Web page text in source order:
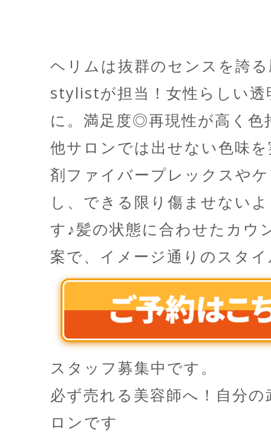
ヘリムは抜群のセンスを誇
stylistが担当！女性らしい透
に。満足度◎再現性が高く色
他サロンでは出せない色味
剤ファイバープレックスや
し、できる限り傷ませない
す♪髪の状態に合わせたカウ
案で、イメージ通りのスタ
スタッフ募集中です。
必ず売れる美容師へ！自分
ロンです